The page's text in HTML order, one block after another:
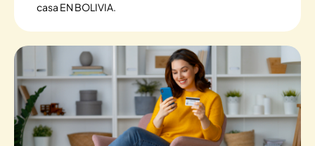
casa EN BOLIVIA.